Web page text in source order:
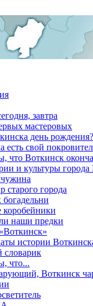
завтра
мастеровых
день рождения?
есть свой
что Воткинск
и культуры города
старого города
коробейники
наши предки
истории
словарик
что...
Воткинск